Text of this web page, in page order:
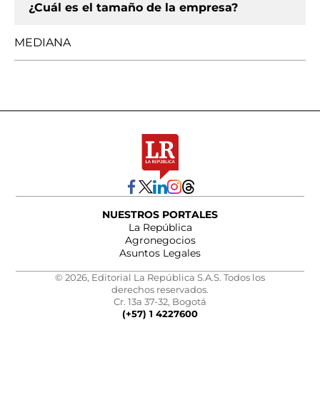
¿Cuál es el tamaño de la empresa?
MEDIANA
NUESTROS PORTALES
La República
Agronegocios
Asuntos Legales
© 2026, Editorial La República S.A.S. Todos los
derechos reservados.
Cr. 13a 37-32, Bogotá
(+57) 1 4227600